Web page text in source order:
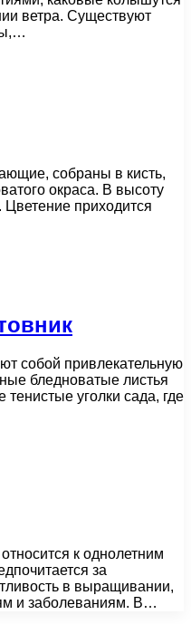
ветра. Существуют
собраны в кисть,
окраса. В высоту
Цветение приходится
собой привлекательную
бледноватые листья
уголки сада, где
к однолетним
за
в выращивании,
и заболеваниям. В…